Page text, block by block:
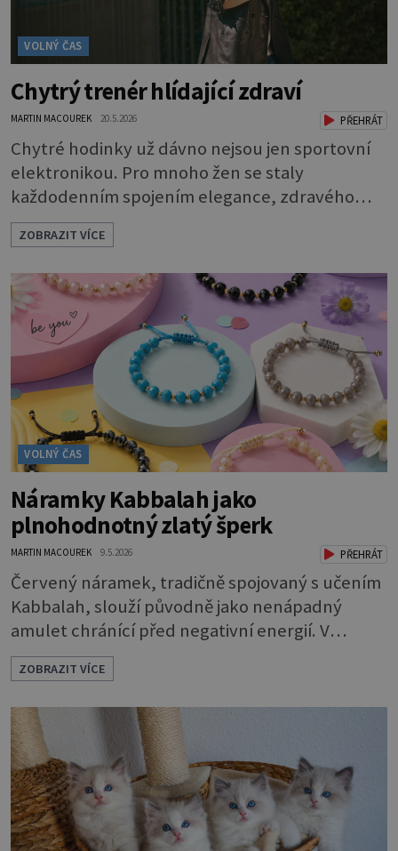
VOLNÝ ČAS
Chytrý trenér hlídající zdraví
MARTIN MACOUREK 20.5.2026 PŘEHRÁT
Chytré hodinky už dávno nejsou jen sportovní
elektronikou. Pro mnoho žen se staly
každodenním spojením elegance, zdravého
životního stylu a moderních technologií.
Huawei dnes ukazuje, že smartwatch mohou
působit stejně stylově jako klasické hodinky — a
současně nabídnout překvapivě sofistikované
funkce pro péči o zdraví i aktivní život.
Elegantní design, tenké profily, kvalitní
materiály a
ZOBRAZIT VÍCE
VOLNÝ ČAS
Náramky Kabbalah jako
plnohodnotný zlatý šperk
MARTIN MACOUREK 9.5.2026 PŘEHRÁT
Červený náramek, tradičně spojovaný s učením
Kabbalah, slouží původně jako nenápadný
amulet chránící před negativní energií. V
současné šperkařské tvorbě se však tento
symbol posouvá na zcela novou úroveň. Značka
Aurino racionálně spojuje historický význam
červené šňůrky s trvalou hodnotou drahého
kovu, čímž vzniká elegantní a plnohodnotný
šperk vhodný pro každodenní nošení. Náramky
Kabbalah z
ZOBRAZIT VÍCE